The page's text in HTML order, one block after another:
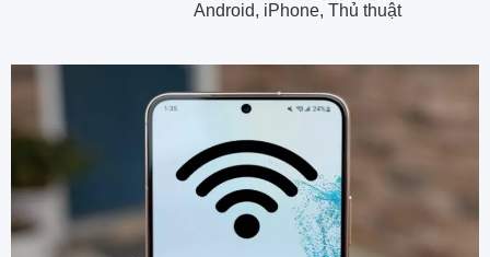
Android, iPhone, Thủ thuật